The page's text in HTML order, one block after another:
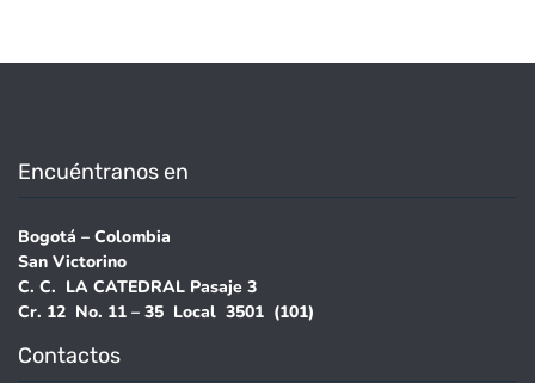
Encuéntranos en
Bogotá – Colombia
San Victorino
C. C. LA CATEDRAL Pasaje 3
Cr. 12 No. 11 – 35 Local 3501 (101)
Contactos